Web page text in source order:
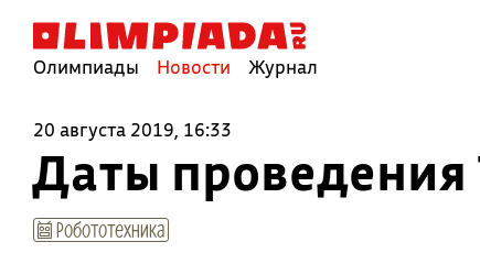
Олимпиады Новости Журнал
20 августа 2019, 16:33
Даты проведения
Робототехника